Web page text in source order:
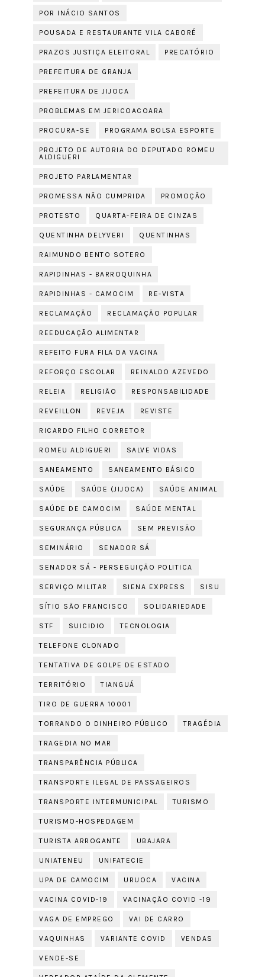
POR INÁCIO SANTOS
POUSADA E RESTAURANTE VILA CABORÉ
PRAZOS JUSTIÇA ELEITORAL PRECATÓRIO
PREFEITURA DE GRANJA
PREFEITURA DE JIJOCA
PROBLEMAS EM JERICOACOARA
PROCURA-SE PROGRAMA BOLSA ESPORTE
PROJETO DE AUTORIA DO DEPUTADO ROMEU
ALDIGUERI
PROJETO PARLAMENTAR
PROMESSA NÃO CUMPRIDA PROMOÇÃO
PROTESTO QUARTA-FEIRA DE CINZAS
QUENTINHA DELYVERI QUENTINHAS
RAIMUNDO BENTO SOTERO
RAPIDINHAS - BARROQUINHA
RAPIDINHAS - CAMOCIM RE-VISTA
RECLAMAÇÃO RECLAMAÇÃO POPULAR
REEDUCAÇÃO ALIMENTAR
REFEITO FURA FILA DA VACINA
REFORÇO ESCOLAR REINALDO AZEVEDO
RELEIA RELIGIÃO RESPONSABILIDADE
REVEILLON REVEJA REVISTE
RICARDO FILHO CORRETOR
ROMEU ALDIGUERI SALVE VIDAS
SANEAMENTO SANEAMENTO BÁSICO
SAÚDE SAÚDE (JIJOCA) SAÚDE ANIMAL
SAÚDE DE CAMOCIM SAÚDE MENTAL
SEGURANÇA PÚBLICA SEM PREVISÃO
SEMINÁRIO SENADOR SÁ
SENADOR SÁ - PERSEGUIÇÃO POLITICA
SERVIÇO MILITAR SIENA EXPRESS SISU
SÍTIO SÃO FRANCISCO SOLIDARIEDADE
STF SUICIDIO TECNOLOGIA
TELEFONE CLONADO
TENTATIVA DE GOLPE DE ESTADO
TERRITÓRIO TIANGUÁ
TIRO DE GUERRA 10001
TORRANDO O DINHEIRO PÚBLICO TRAGÉDIA
TRAGEDIA NO MAR
TRANSPARÊNCIA PÚBLICA
TRANSPORTE ILEGAL DE PASSAGEIROS
TRANSPORTE INTERMUNICIPAL TURISMO
TURISMO-HOSPEDAGEM
TURISTA ARROGANTE UBAJARA
UNIATENEU UNIFATECIE
UPA DE CAMOCIM URUOCA VACINA
VACINA COVID-19 VACINAÇÃO COVID -19
VAGA DE EMPREGO VAI DE CARRO
VAQUINHAS VARIANTE COVID VENDAS
VENDE-SE